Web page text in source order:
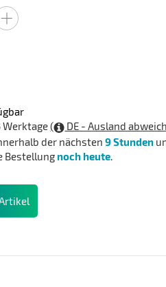
Werktage(
DE - Ausland
der nächsten9 Stunden
Bestellung noch heute.